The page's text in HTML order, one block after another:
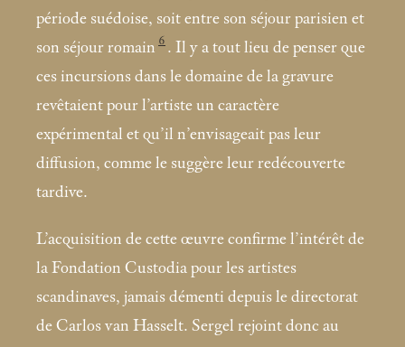
période suédoise, soit entre son séjour parisien et
son séjour romain 6 . Il y a tout lieu de penser que
ces incursions dans le domaine de la gravure
revêtaient pour l’artiste un caractère
expérimental et qu’il n’envisageait pas leur
diffusion, comme le suggère leur redécouverte
tardive.
L’acquisition de cette œuvre confirme l’intérêt de
la Fondation Custodia pour les artistes
scandinaves, jamais démenti depuis le directorat
de Carlos van Hasselt. Sergel rejoint donc au